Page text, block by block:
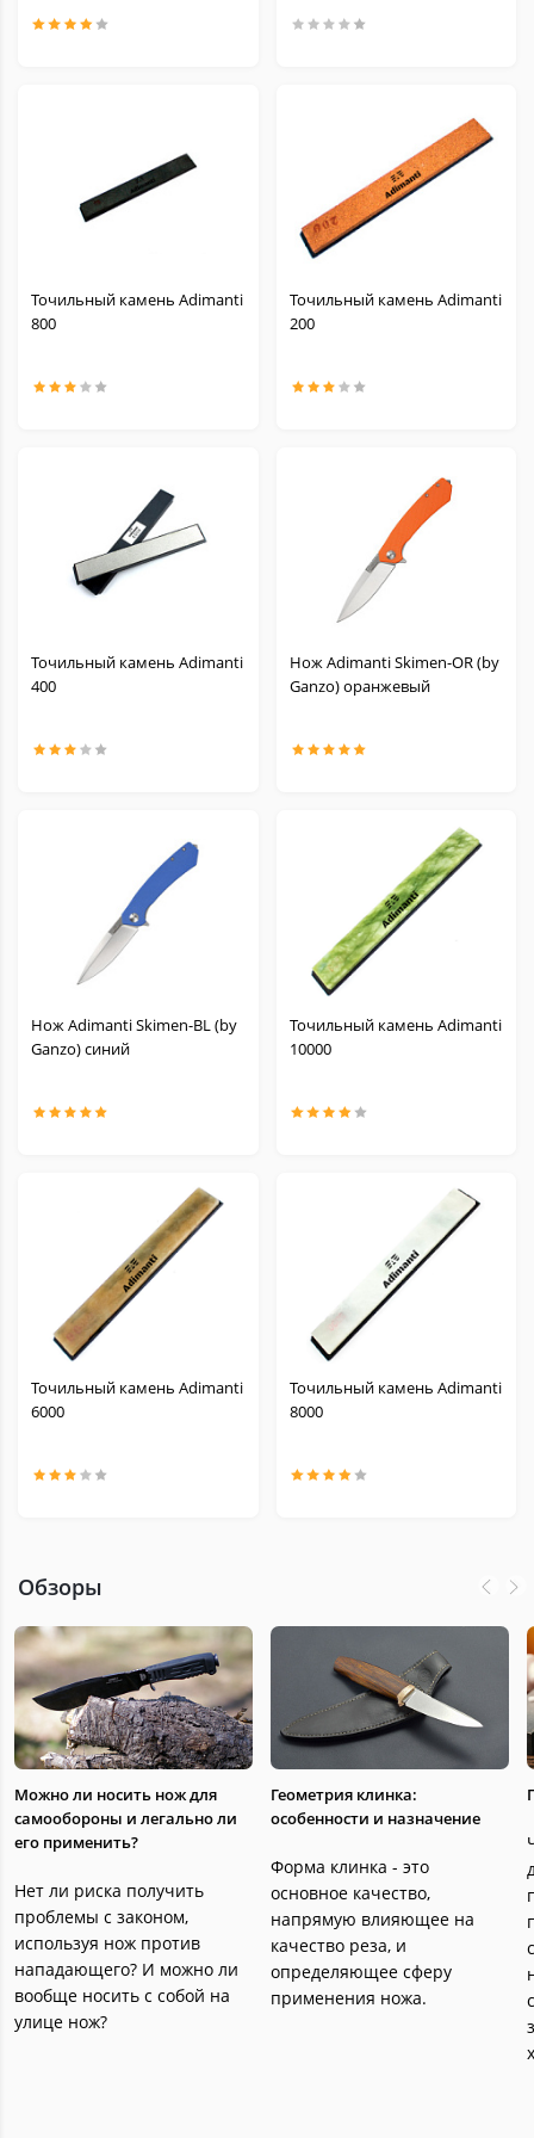
Точильный камень Adimanti
800
Точильный камень Adimanti
200
Точильный камень Adimanti
400
Нож Adimanti Skimen-OR (by
Ganzo) оранжевый
Нож Adimanti Skimen-BL (by
Ganzo) синий
Точильный камень Adimanti
10000
Точильный камень Adimanti
6000
Точильный камень Adimanti
8000
Обзоры
Можно ли носить нож для
самообороны и легально ли
его применить?
Нет ли риска получить
проблемы с законом,
используя нож против
нападающего? И можно ли
вообще носить с собой на
улице нож?
Геометрия клинка:
особенности и назначение
Форма клинка - это
основное качество,
напрямую влияющее на
качество реза, и
определяющее сферу
применения ножа.